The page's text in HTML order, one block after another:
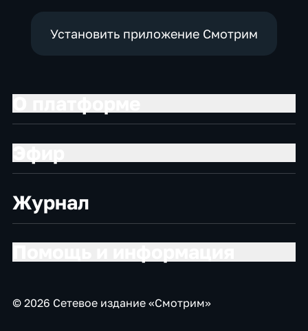
Установить приложение Смотрим
Журнал
© 2026 Сетевое издание «Смотрим»